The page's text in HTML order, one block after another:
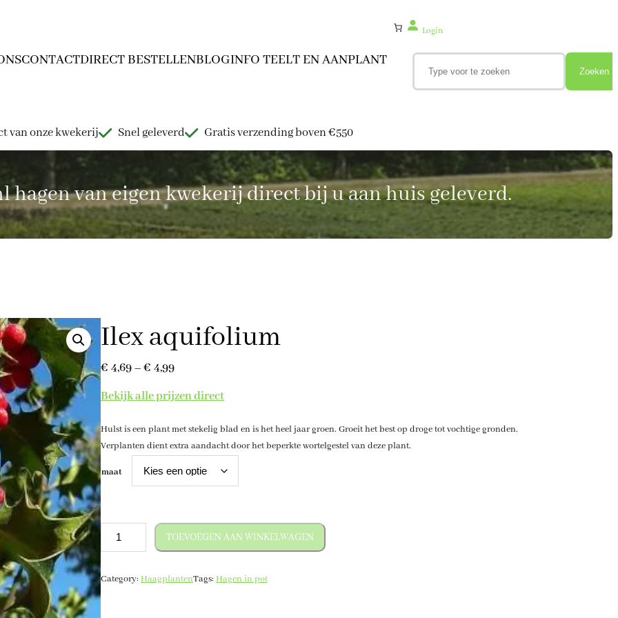
CONTACTDIRECT BESTELLENBLOGINFO TEELT EN AANPLANT
Login
Zoeken
van onze kwekerij Snel geleverd Gratis verzending boven €550
hagen van eigen kwekerij direct bij u aan huis geleverd.
Ilex aquifolium
€ 4,69–€ 4,99P
r
j
s
k
s
e
Bekijk alle prijzen direct
Hulst is een plant met stekelig blad en is het heel jaar groen. Groeit het best op droge tot vochtige gronden.
Verplanten dient extra aandacht door het beperkte wortelgestel van deze plant.
maat
I
e
x
a
TOEVOEGEN AAN WINKELWAGEN
Category: HaagplantenTags: Hagen in pot